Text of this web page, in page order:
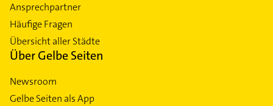
Ansprechpartner
Häufige Fragen
Übersicht aller Städte
Über Gelbe Seiten
Newsroom
Gelbe Seiten als App